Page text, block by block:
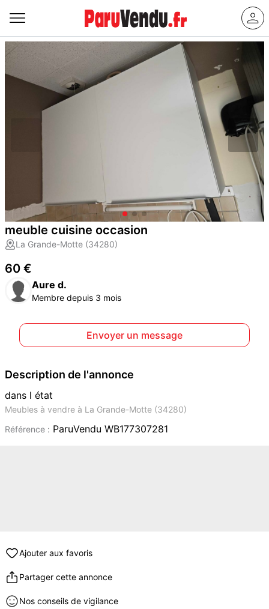
meuble cuisine occasion
La Grande-Motte (34280)
60 €
Aure d.
Membre depuis 3 mois
Envoyer un message
Description de l'annonce
dans l état
Meubles à vendre à La Grande-Motte (34280)
Référence : ParuVendu WB177307281
Ajouter aux favoris
Partager cette annonce
Nos conseils de vigilance